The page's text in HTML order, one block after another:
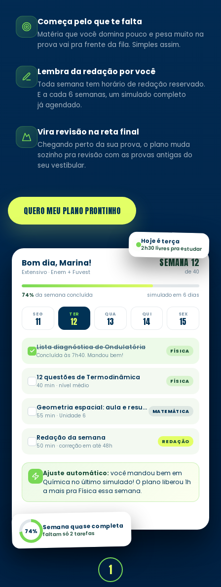
Começa pelo que te falta
Matéria que você domina pouco e pesa muito na
prova vai pra frente da fila. Simples assim.
Lembra da redação por você
Toda semana tem horário de redação reservado.
E a cada 6 semanas, um simulado completo
já agendado.
Vira revisão na reta final
Chegando perto da sua prova, o plano muda
sozinho pra revisão com as provas antigas do
seu vestibular.
QUERO MEU PLANO PRONTINHO
Bom dia, Marina!
Extensivo · Enem + Fuvest
SEMANA 12
de 40
74% da semana concluída simulado em 6 dias
SEG
11
TER
12
QUA
13
QUI
14
SEX
15
Lista diagnóstica de Ondulatória
Concluída às 7h40. Mandou bem!
FÍSICA
12 questões de Termodinâmica
40 min · nível médio
FÍSICA
Geometria espacial: aula e resumo
55 min · Unidade 6
MATEMÁTICA
Redação da semana
50 min · correção em até 48h
REDAÇÃO
Ajuste automático: você mandou bem em
Química no último simulado! O plano liberou 1h
a mais pra Física essa semana.
Hoje é terça
2h30 livres pra estudar
74%
Semana quase completa
faltam só 2 tarefas
1